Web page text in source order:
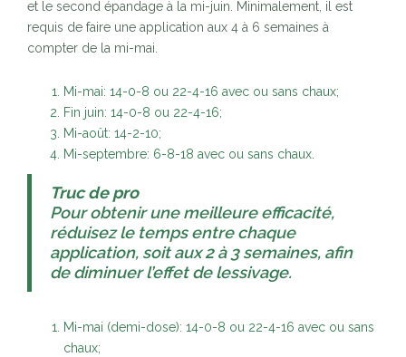
et le second épandage à la mi-juin. Minimalement, il est
requis de faire une application aux 4 à 6 semaines à
compter de la mi-mai.
Mi-mai: 14-0-8 ou 22-4-16 avec ou sans chaux;
Fin juin: 14-0-8 ou 22-4-16;
Mi-août: 14-2-10;
Mi-septembre: 6-8-18 avec ou sans chaux.
Truc de pro
Pour obtenir une meilleure efficacité,
réduisez le temps entre chaque
application, soit aux 2 à 3 semaines, afin
de diminuer l’effet de lessivage.
Mi-mai (demi-dose): 14-0-8 ou 22-4-16 avec ou sans
chaux;